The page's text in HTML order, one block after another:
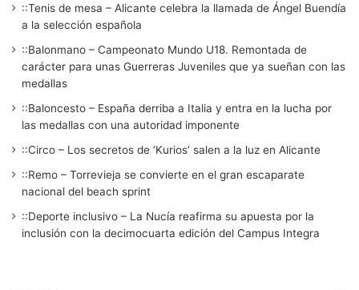
::Tenis de mesa – Alicante celebra la llamada de Ángel Buendía
a la selección española
::Balonmano – Campeonato Mundo U18. Remontada de
carácter para unas Guerreras Juveniles que ya sueñan con las
medallas
::Baloncesto – España derriba a Italia y entra en la lucha por
las medallas con una autoridad imponente
::Circo – Los secretos de ‘Kurios’ salen a la luz en Alicante
::Remo – Torrevieja se convierte en el gran escaparate
nacional del beach sprint
::Deporte inclusivo – La Nucía reafirma su apuesta por la
inclusión con la decimocuarta edición del Campus Integra